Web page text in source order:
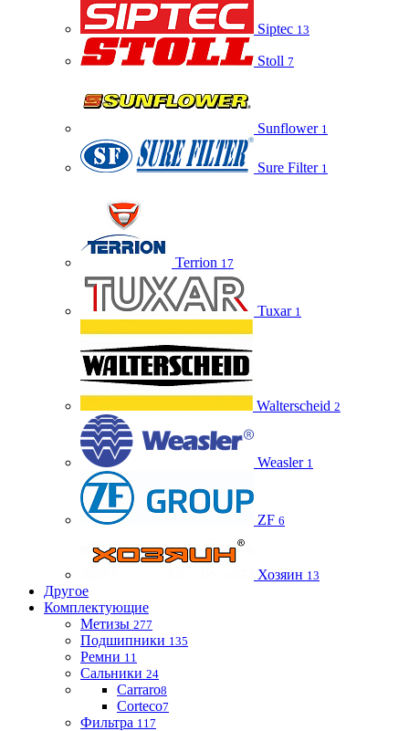
Siptec 13
Stoll 7
Sunflower 1
Sure Filter 1
Terrion 17
Tuxar 1
Walterscheid 2
Weasler 1
ZF 6
Хозяин 13
Другое
Комплектующие
Метизы 277
Подшипники 135
Ремни 11
Сальники 24
Carraro8
Corteco7
Фильтра 117